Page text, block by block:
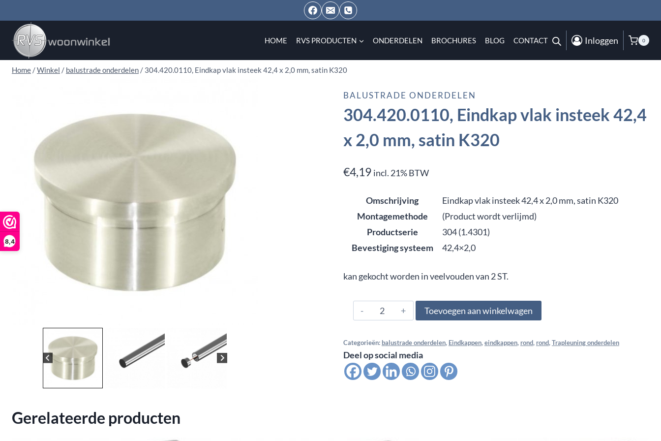
8,4
naar
inhoud
HOME RVS PRODUCTEN ONDERDELEN BROCHURES BLOG CONTACT Inloggen 0
Home /Winkel / balustrade onderdelen / 304.420.0110, Eindkap vlak insteek 42,4 x 2,0 mm, satin K320
BALUSTRADE ONDERDELEN
304.420.0110, Eindkap vlak insteek 42,4
x 2,0 mm, satin K320
€4,19 incl. 21% BTW
Omschrijving
Eindkap vlak insteek 42,4 x 2,0 mm, satin K320
Montagemethode
(Product wordt verlijmd)
Productserie
304 (1.4301)
Bevestiging systeem
42,4×2,0
kan gekocht worden in veelvouden van 2 ST.
304.420.0110,
Eindkap
insteek
42,4
x
Toevoegen aan winkelwagen
Categorieën: balustrade onderdelen, Eindkappen, eindkappen, rond, rond, Trapleuning onderdelen
Deel op social media
Gerelateerde producten